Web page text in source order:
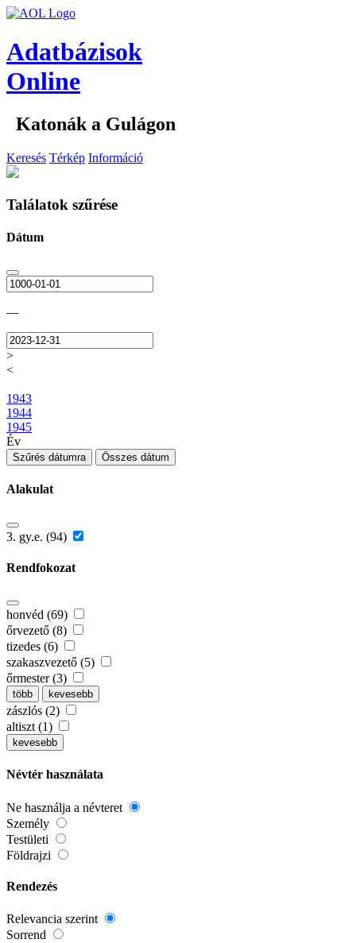
Adatbázisok
Online
Katonák a Gulágon
Keresés Térkép Információ
Találatok szűrése
Dátum
—
>
<
1943
1944
1945
Év
Szűrés dátumra Összes dátum
Alakulat
3. gy.e. (94)
Rendfokozat
honvéd (69)
őrvezető (8)
tizedes (6)
szakaszvezető (5)
őrmester (3)
több kevesebb
zászlós (2)
altiszt (1)
kevesebb
Névtér használata
Ne használja a névteret
Személy
Testületi
Földrajzi
Rendezés
Relevancia szerint
Sorrend